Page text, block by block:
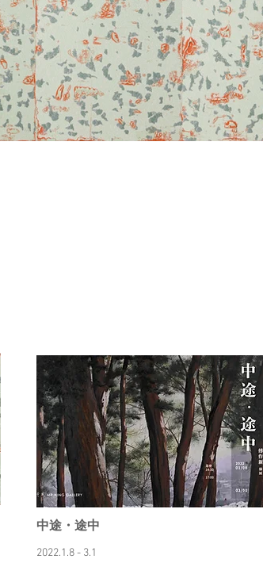
中途・途中
2022.1.8 - 3.1